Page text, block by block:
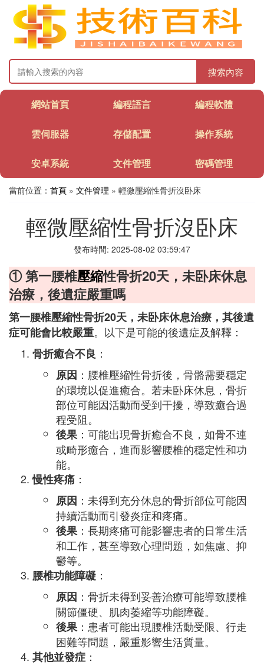
搜索內容
網站首頁 編程語言 編程軟體
雲伺服器 存儲配置 操作系統
安卓系統 文件管理 密碼管理
當前位置： 首頁 » 文件管理 » 輕微壓縮性骨折沒卧床
輕微壓縮性骨折沒卧床
發布時間: 2025-08-02 03:59:47
① 第一腰椎壓縮性骨折20天，未卧床休息
治療，後遺症嚴重嗎
第一腰椎壓縮性骨折20天，未卧床休息治療，其後遺
症可能會比較嚴重。以下是可能的後遺症及解釋：
骨折癒合不良 ：
原因 ：腰椎壓縮性骨折後，骨骼需要穩定
的環境以促進癒合。若未卧床休息，骨折
部位可能因活動而受到干擾，導致癒合過
程受阻。
後果 ：可能出現骨折癒合不良，如骨不連
或畸形癒合，進而影響腰椎的穩定性和功
能。
慢性疼痛 ：
原因 ：未得到充分休息的骨折部位可能因
持續活動而引發炎症和疼痛。
後果 ：長期疼痛可能影響患者的日常生活
和工作，甚至導致心理問題，如焦慮、抑
鬱等。
腰椎功能障礙 ：
原因 ：骨折未得到妥善治療可能導致腰椎
關節僵硬、肌肉萎縮等功能障礙。
後果 ：患者可能出現腰椎活動受限、行走
困難等問題，嚴重影響生活質量。
其他並發症 ：